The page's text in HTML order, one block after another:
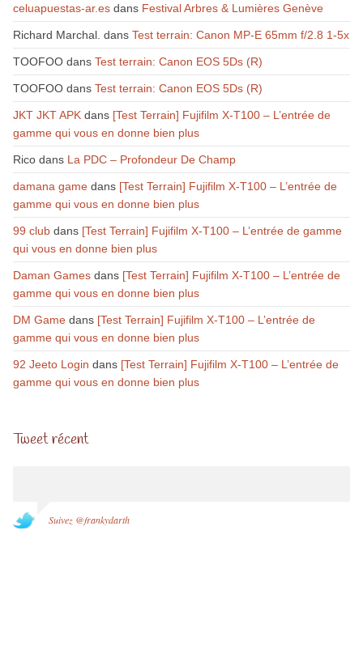
celuapuestas-ar.esdans Festival Arbres & Lumières Genève
Richard Marchal. dans Test terrain: Canon MP-E 65mm f/2.8 1-5x
TOOFOOdans Test terrain: Canon EOS 5Ds (R)
TOOFOOdans Test terrain: Canon EOS 5Ds (R)
JKT JKT APKdans [Test Terrain] Fujifilm X-T100 – L’entrée de
gamme qui vous en donne bien plus
Ricodans La PDC – Profondeur De Champ
damana gamedans [Test Terrain] Fujifilm X-T100 – L’entrée de
gamme qui vous en donne bien plus
99 clubdans [Test Terrain] Fujifilm X-T100 – L’entrée de gamme
qui vous en donne bien plus
Daman Gamesdans [Test Terrain] Fujifilm X-T100 – L’entrée de
gamme qui vous en donne bien plus
DM Gamedans [Test Terrain] Fujifilm X-T100 – L’entrée de
gamme qui vous en donne bien plus
92 Jeeto Login dans [Test Terrain] Fujifilm X-T100 – L’entrée de
gamme qui vous en donne bien plus
Tweet récent
Suivez @frankydarth